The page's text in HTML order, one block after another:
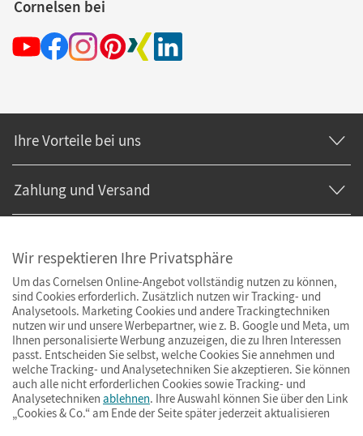
Cornelsen bei
Ihre Vorteile bei uns
Zahlung und Versand
ImpressumAGBDatenschutzBarrierefreiheitCookies & Co.
Wir respektieren Ihre Privatsphäre
Um das Cornelsen Online-Angebot vollständig nutzen zu können,
sind Cookies erforderlich. Zusätzlich nutzen wir Tracking- und
Analysetools. Marketing Cookies und andere Trackingtechniken
nutzen wir und unsere Werbepartner, wie z. B. Google und Meta, um
Ihnen personalisierte Werbung anzuzeigen, die zu Ihren Interessen
passt. Entscheiden Sie selbst, welche Cookies Sie annehmen und
welche Tracking- und Analysetechniken Sie akzeptieren. Sie können
auch alle nicht erforderlichen Cookies sowie Tracking- und
Analysetechniken ablehnen. Ihre Auswahl können Sie über den Link
„Cookies & Co.“ am Ende der Seite später jederzeit aktualisieren